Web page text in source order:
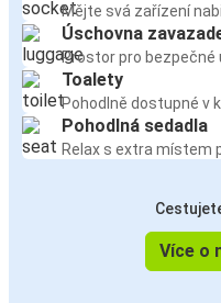
Mějte svá zařízení
Úschovna
Prostor pro bezpečné
Toalety
Pohodlně dostupné v
Pohodlná sedadla
Relax s extra místem
Více o